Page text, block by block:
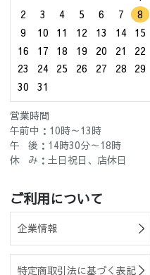
2
3 4 5 6 7
8
9
10 11 12 13 14
15
16
17 18 19 20 21
22
23
24 25 26 27 28
29
30
31
営業時間
午前中：10時～13時
午 後：14時30分～18時
休 み：土日祝日、店休日
ご利用について
企業情報
特定商取引法に基づく表記